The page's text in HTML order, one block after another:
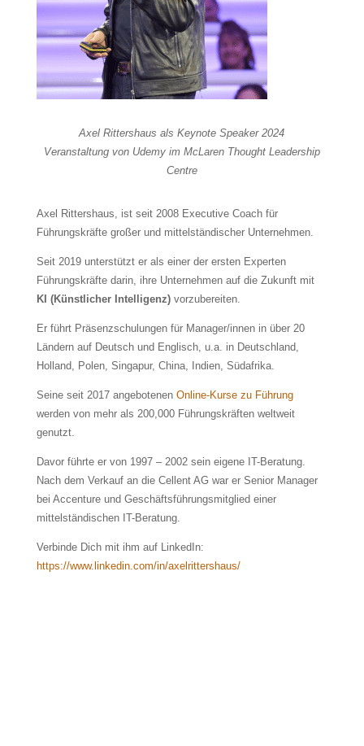
Axel Rittershaus als Keynote Speaker 2024
Veranstaltung von Udemy im McLaren Thought Leadership
Centre
Axel Rittershaus, ist seit 2008 Executive Coach für
Führungskräfte großer und mittelständischer Unternehmen.
Seit 2019 unterstützt er als einer der ersten Experten
Führungskräfte darin, ihre Unternehmen auf die Zukunft mit
KI (Künstlicher Intelligenz)vorzubereiten.
Er führt Präsenzschulungen für Manager/innen in über 20
Ländern auf Deutsch und Englisch, u.a. in Deutschland,
Holland, Polen, Singapur, China, Indien, Südafrika.
Seine seit 2017 angebotenen Online-Kurse zu Führung
werden von mehr als 200,000 Führungskräften weltweit
genutzt.
Davor führte er von 1997 – 2002 sein eigene IT-Beratung.
Nach dem Verkauf an die Cellent AG war er Senior Manager
bei Accenture und Geschäftsführungsmitglied einer
mittelständischen IT-Beratung.
Verbinde Dich mit ihm auf LinkedIn:
https://www.linkedin.com/in/axelrittershaus/